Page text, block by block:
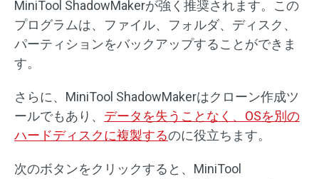
MiniTool ShadowMakerが強く推奨されます。この
プログラムは、ファイル、フォルダ、ディスク、
パーティションをバックアップすることができま
す。
さらに、MiniTool ShadowMakerはクローン作成ツ
ールでもあり、 データを失うことなく、OSを別の
ハードディスクに複製するのに役立ちます。
次のボタンをクリックすると、MiniTool